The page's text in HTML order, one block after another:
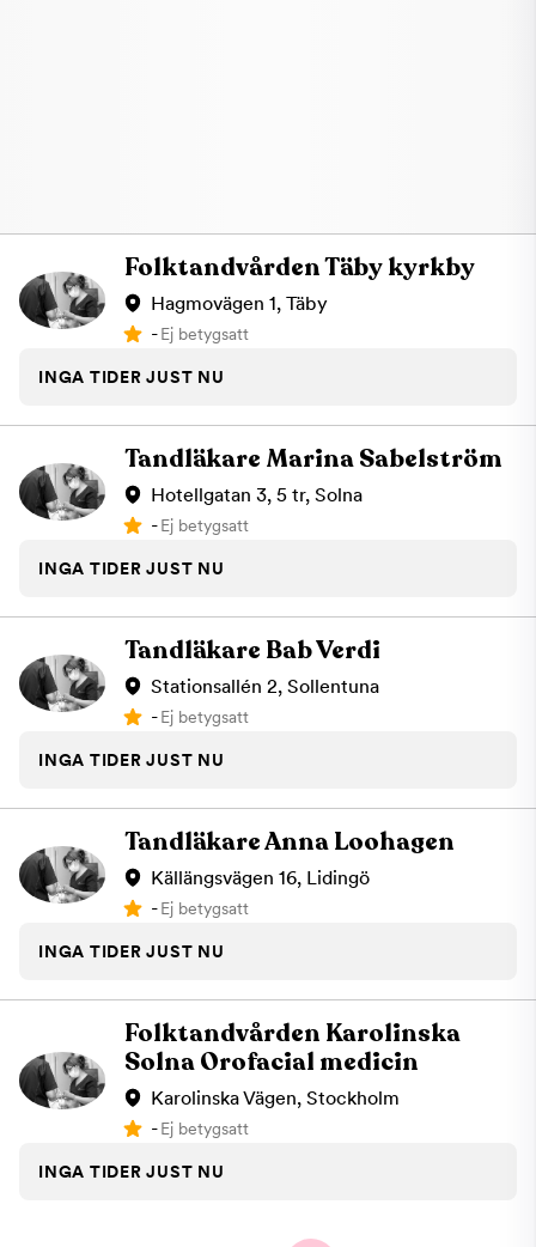
Folktandvården Täby kyrkby
Hagmovägen 1, Täby
-Ej betygsatt
INGA TIDER JUST NU
Tandläkare Marina Sabelström
Hotellgatan 3, 5 tr, Solna
-Ej betygsatt
INGA TIDER JUST NU
Tandläkare Bab Verdi
Stationsallén 2, Sollentuna
-Ej betygsatt
INGA TIDER JUST NU
Tandläkare Anna Loohagen
Källängsvägen 16, Lidingö
-Ej betygsatt
INGA TIDER JUST NU
Folktandvården Karolinska
Solna Orofacial medicin
Karolinska Vägen, Stockholm
-Ej betygsatt
INGA TIDER JUST NU